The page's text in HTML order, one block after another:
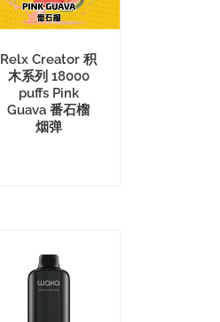
Relx Creator 积
木系列 18000
puffs Pink
Guava 番石榴
烟弹